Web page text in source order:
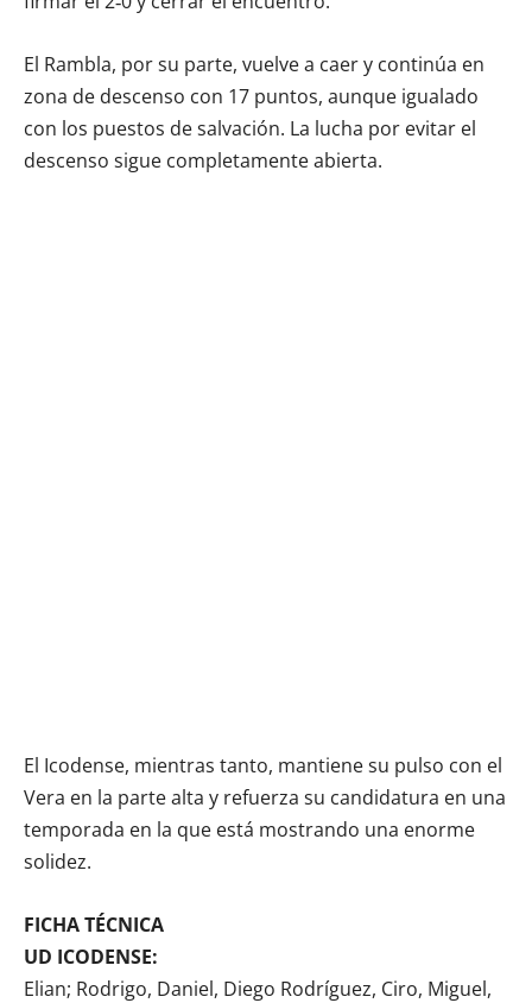
El Rambla, por su parte, vuelve a caer y continúa en
zona de descenso con 17 puntos, aunque igualado
con los puestos de salvación. La lucha por evitar el
descenso sigue completamente abierta.
El Icodense, mientras tanto, mantiene su pulso con el
Vera en la parte alta y refuerza su candidatura en una
temporada en la que está mostrando una enorme
solidez.
FICHA TÉCNICA
UD ICODENSE:
Elian; Rodrigo, Daniel, Diego Rodríguez, Ciro, Miguel,